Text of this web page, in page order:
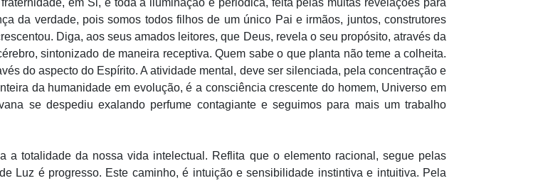
em Si, e toda a iluminação é periódica, feita pelas muitas revelações para
da verdade, pois somos todos filhos de um único Pai e irmãos, juntos, construtores
Diga, aos seus amados leitores, que Deus, revela o seu propósito, através da
sintonizado de maneira receptiva. Quem sabe o que planta não teme a colheita.
do aspecto do Espírito. A atividade mental, deve ser silenciada, pela concentração e
da humanidade em evolução, é a consciência crescente do homem, Universo em
se despediu exalando perfume contagiante e seguimos para mais um trabalho
a totalidade da nossa vida intelectual. Reflita que o elemento racional, segue pelas
Luz é progresso. Este caminho, é intuição e sensibilidade instintiva e intuitiva. Pela